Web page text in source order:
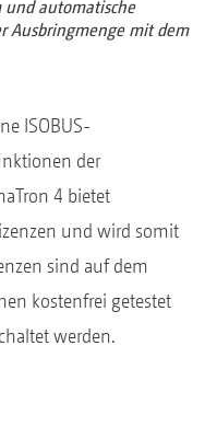
automatische
Ausbringmenge mit dem
ISOBUS-
der
4 bietet
und wird somit
sind auf dem
kostenfrei getestet
werden.